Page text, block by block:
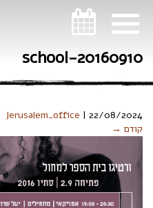
20160910-school
Jerusalem_office | 22/08/2024
קודם →